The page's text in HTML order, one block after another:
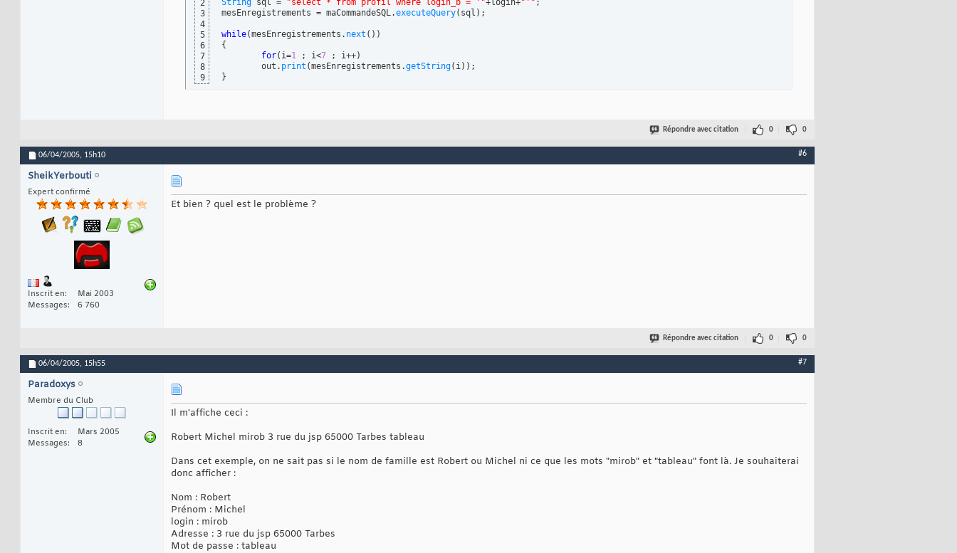
2
3
4
5
6
7
8
9
mesEnregistrements = maCommandeSQL.executeQuery( sql ) ;
while(mesEnregistrements. next ( ) )
{
for( i=1 ; i<7 ; i++)
	out.
print (mesEnregistrements.getString( i ) )
}
Répondre avec citation 0 0
06/04/2005, 15h10 #6
SheikYerbouti
Expert confirmé
Inscrit en
Mai 2003
Messages
6 760
Et bien ? quel est le problème ?
Répondre avec citation 0 0
06/04/2005, 15h55 #7
Paradoxys
Membre du Club
Inscrit en
Mars 2005
Messages
8
Il m'affiche ceci :
Robert Michel mirob 3 rue du jsp 65000 Tarbes tableau
Dans cet exemple, on ne sait pas si le nom de famille est Robert ou Michel ni ce que les mots "mirob" et "tableau" font là. Je souhaiterai
donc afficher :
Nom : Robert
Prénom : Michel
login : mirob
Adresse : 3 rue du jsp 65000 Tarbes
Mot de passe : tableau